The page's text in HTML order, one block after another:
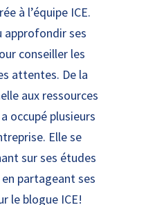
à l’équipe ICE.
approfondir ses
conseiller les
attentes. De la
aux ressources
occupé plusieurs
Elle se
sur ses études
partageant ses
le blogue ICE!